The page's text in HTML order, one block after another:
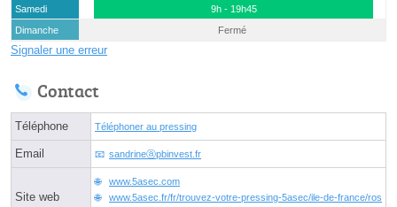
Samedi
9h - 19h45
Dimanche
Fermé
Signaler une erreur
Contact
Téléphone Téléphoner au pressing
Email sandrineⓐpbinvest.fr
Site web
www.5asec.com
www.5asec.fr/fr/trouvez-votre-pressing-5asec/ile-de-france/ros